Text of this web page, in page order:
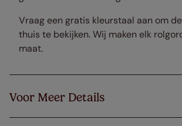
Vraag een gratis kleurstaal aan om
thuis te bekijken. Wij maken elk
maat.
Voor Meer Details